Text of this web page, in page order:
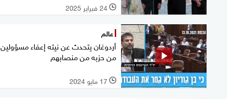
l 24 فبراير 2025
عالم
أردوغان يتحدث عن نيته إعفاء مسؤولين
من حزبه من منصابهم
l 17 مايو 2024